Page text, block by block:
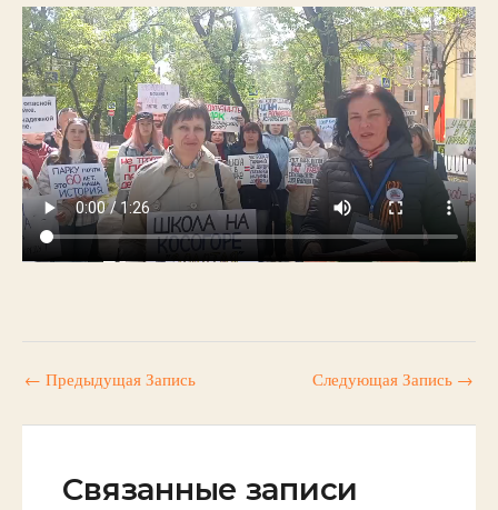
← Предыдущая Запись Следующая Запись →
Связанные записи